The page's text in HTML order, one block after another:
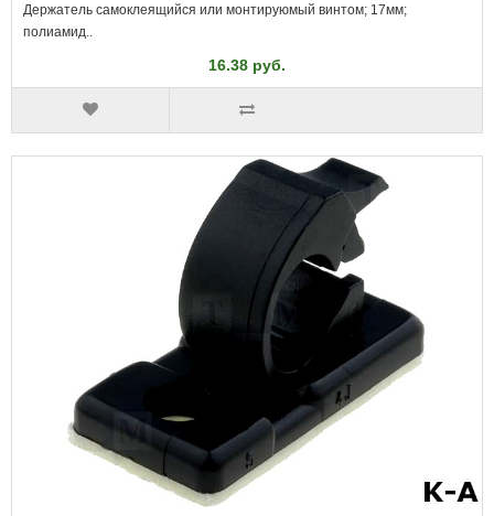
Держатель самоклеящийся или монтируюмый винтом; 17мм;
полиамид..
16.38 руб.